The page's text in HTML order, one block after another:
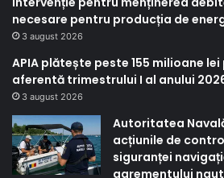
necesare pentru producția de
3 august 2026
APIA plătește peste 155 milioane
aferentă trimestrului I al anului
3 august 2026
Autoritatea
acțiunile de
siguranței
agrementului